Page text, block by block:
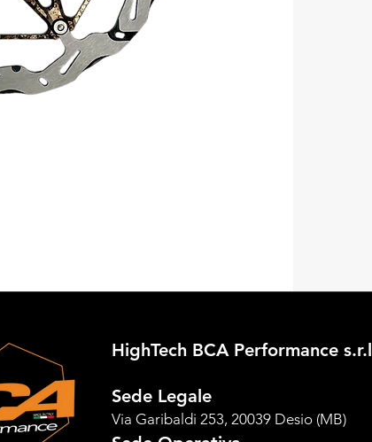
HighTech BCA Performance s.r.l
Sede Legale
Via Garibaldi 253, 20039 Desio (MB)